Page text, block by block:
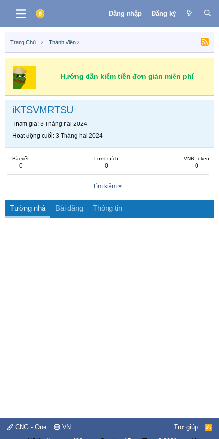
Đăng nhập Đăng ký
Trang Chủ Thành Viên
Hướng dẫn kiếm tiền đơn giản miễn phí
iKTSVMRTSU
Tham gia 3 Tháng hai 2024
Hoạt động cuối 3 Tháng hai 2024
Bài viết
0
Lượt thích
0
VNB Token
0
Tìm kiếm
Tường nhà Bài đăng Thông tin
CNG - One VN Trợ giúp
R